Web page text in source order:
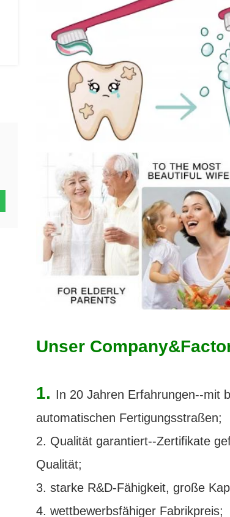
Unser
1. In 20 Jahren Erfahrungen--mit
automatischen Fertigungsstraßen;
2. Qualität garantiert--Zertifikate
Qualität;
3. starke R&D-Fähigkeit, große
4. wettbewerbsfähiger Fabrikpreis;